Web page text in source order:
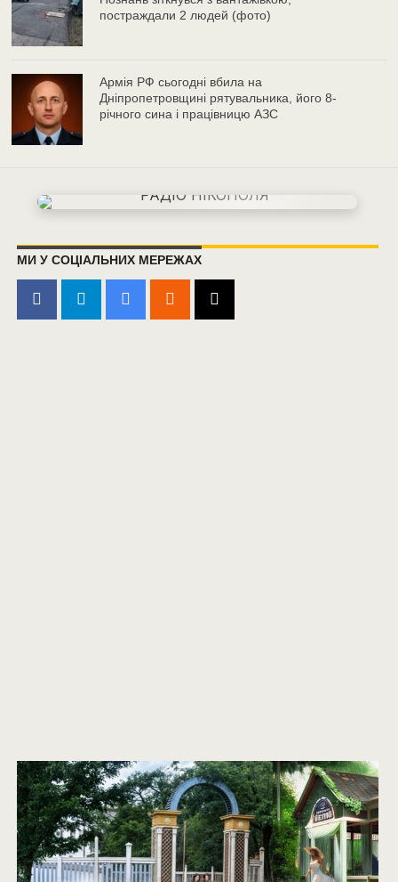
постраждали 2 людей (фото)
Армія РФ сьогодні вбила на
Дніпропетровщині рятувальника, його 8-
річного сина і працівницю АЗС
МИ У СОЦІАЛЬНИХ МЕРЕЖАХ